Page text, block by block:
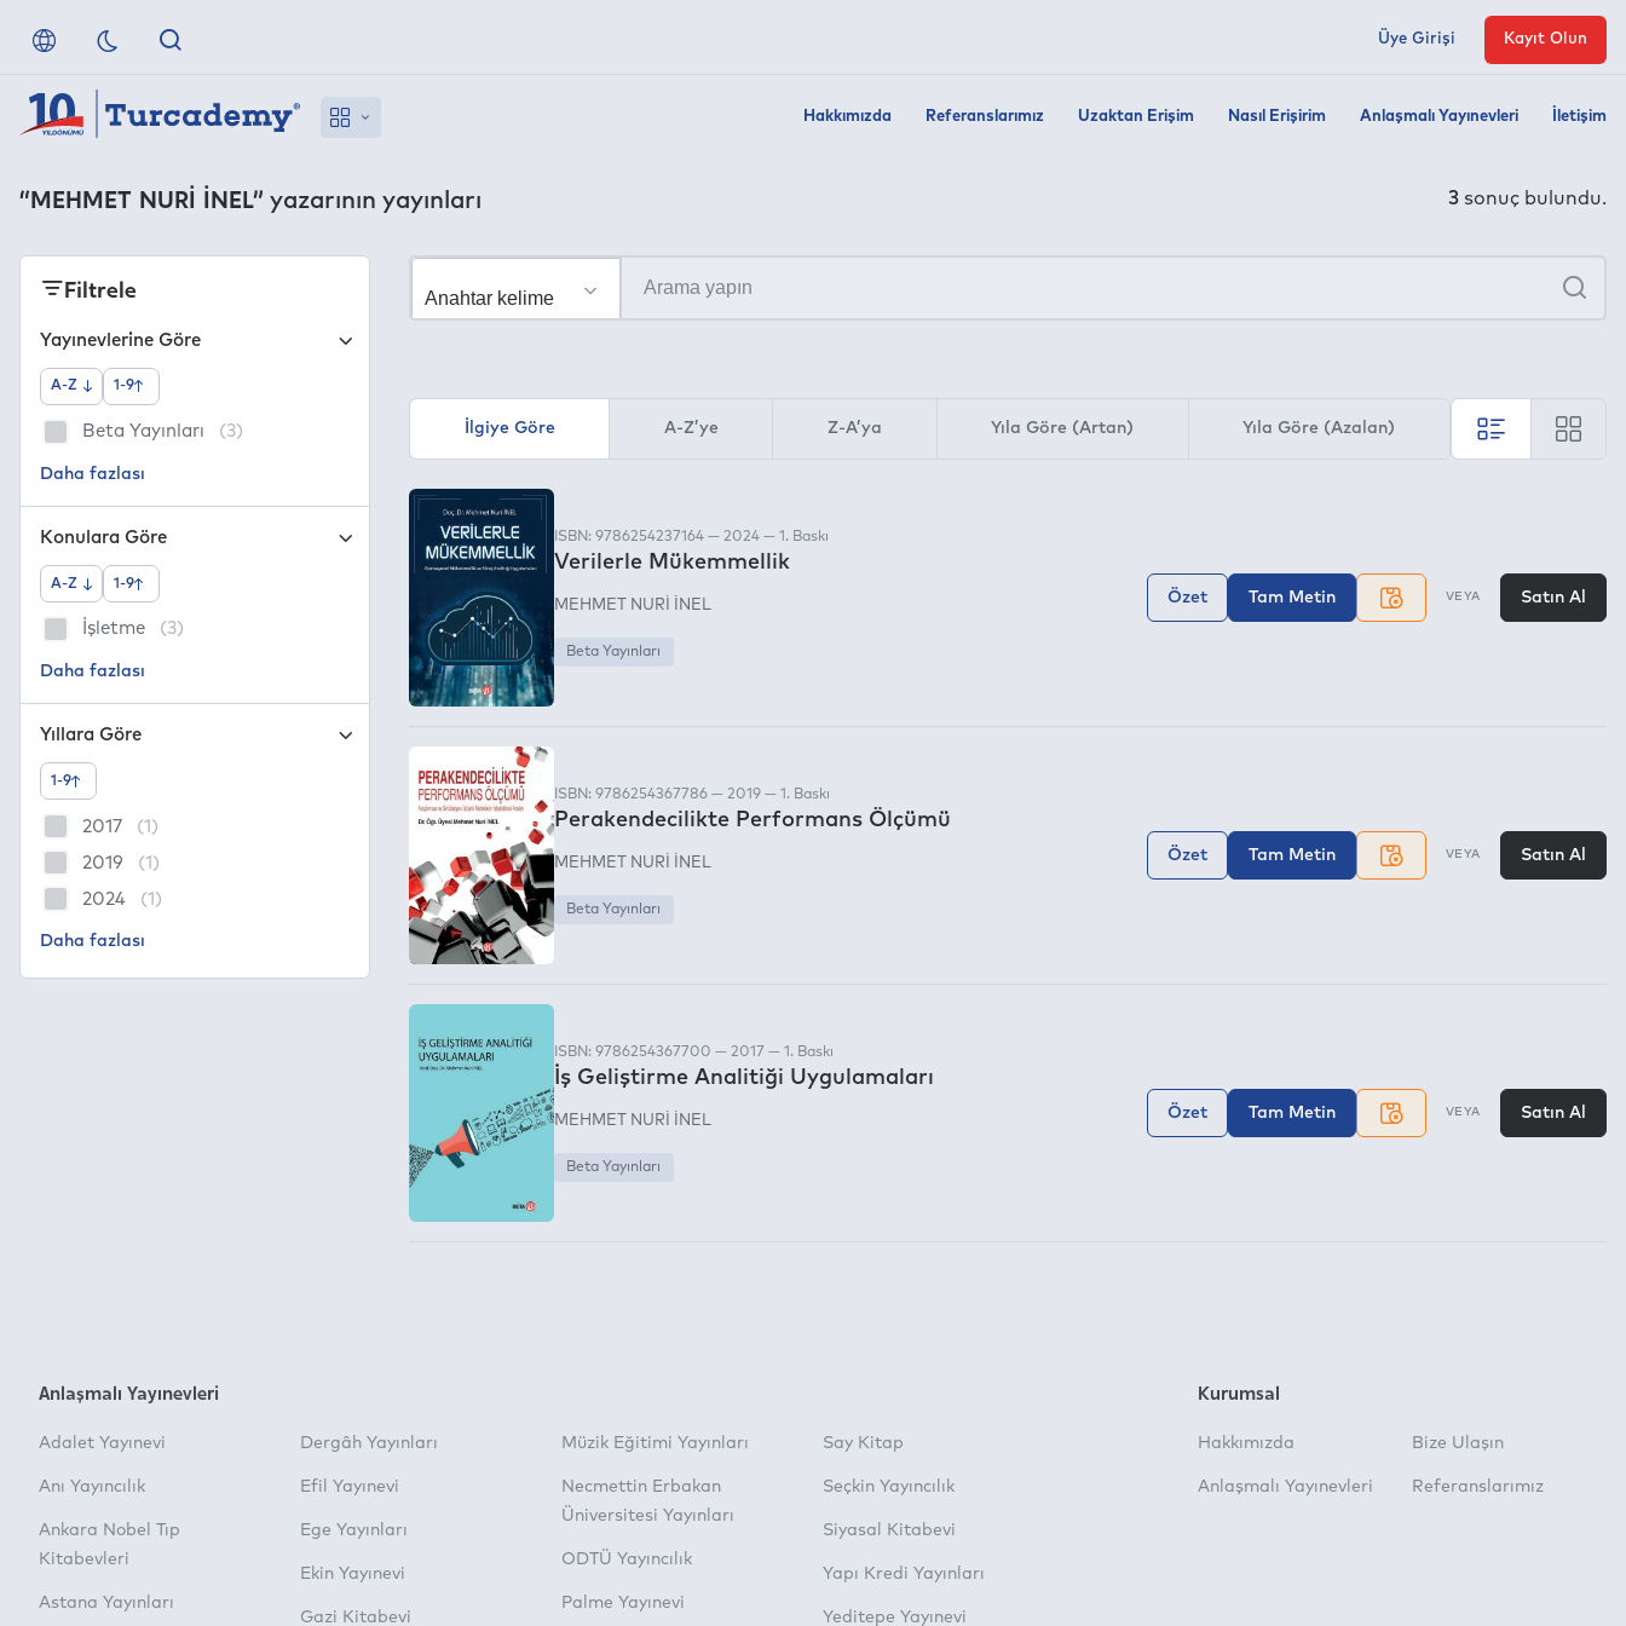
Hakkımızda Referanslarımız Uzaktan Erişim Nasıl Erişirim Anlaşmalı Yayınevleri İletişim
Üye Girişi Kayıt Olun
“MEHMET NURİ İNEL” yazarının yayınları 3 sonuç bulundu.
Ara
İlgiye Göre A-Z’ye Z-A’ya Yıla Göre (Artan) Yıla Göre (Azalan)
ISBN: 9786254237164 — 2024 — 1. Baskı
Verilerle Mükemmellik
MEHMET NURİ İNEL
Beta Yayınları
Özet Tam Metin VEYA Satın Al
ISBN: 9786254367786 — 2019 — 1. Baskı
Perakendecilikte Performans Ölçümü
MEHMET NURİ İNEL
Beta Yayınları
Özet Tam Metin VEYA Satın Al
ISBN: 9786254367700 — 2017 — 1. Baskı
İş Geliştirme Analitiği Uygulamaları
MEHMET NURİ İNEL
Beta Yayınları
Özet Tam Metin VEYA Satın Al
Filtrele
Yayınevlerine Göre
A-Z 1-9
Beta Yayınları (3)
Konulara Göre
A-Z 1-9
İşletme (3)
Yıllara Göre
1-9
2017
(1)
2019
(1)
2024
(1)
Anlaşmalı Yayınevleri
Adalet Yayınevi
Anı Yayıncılık
Ankara Nobel Tıp
Kitabevleri
Astana Yayınları
Dergâh Yayınları
Efil Yayınevi
Ege Yayınları
Ekin Yayınevi
Gazi Kitabevi
Müzik Eğitimi Yayınları
Necmettin Erbakan
Üniversitesi Yayınları
ODTÜ Yayıncılık
Palme Yayınevi
Say Kitap
Seçkin Yayıncılık
Siyasal Kitabevi
Yapı Kredi Yayınları
Yeditepe Yayınevi
Kurumsal
Hakkımızda
Anlaşmalı Yayınevleri
Bize Ulaşın
Referanslarımız